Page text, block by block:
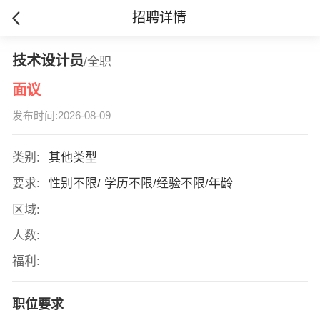
招聘详情
技术设计员/全职
面议
发布时间:2026-08-09
类别:
其他类型
要求:
性别不限/ 学历不限/经验不限/年龄
区域:
人数:
福利:
职位要求